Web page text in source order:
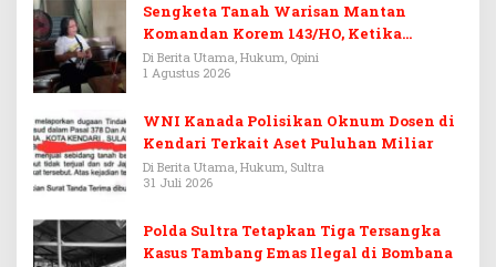
Sengketa Tanah Warisan Mantan
Komandan Korem 143/HO, Ketika
Warisan Menjadi Arena Pemerasan
Di Berita Utama, Hukum, Opini
1 Agustus 2026
WNI Kanada Polisikan Oknum Dosen di
Kendari Terkait Aset Puluhan Miliar
Di Berita Utama, Hukum, Sultra
31 Juli 2026
Polda Sultra Tetapkan Tiga Tersangka
Kasus Tambang Emas Ilegal di Bombana